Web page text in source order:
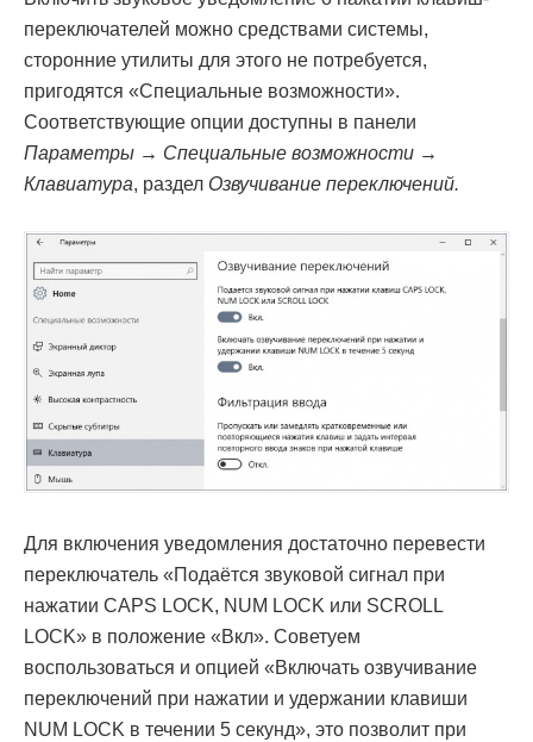
переключателей можно средствами системы,
сторонние утилиты для этого не потребуется,
пригодятся «Специальные возможности».
Соответствующие опции доступны в панели
Параметры → Специальные возможности →
Клавиатура, раздел Озвучивание переключений.
Для включения уведомления достаточно перевести
переключатель «Подаётся звуковой сигнал при
нажатии CAPS LOCK, NUM LOCK или SCROLL
LOCK» в положение «Вкл». Советуем
воспользоваться и опцией «Включать озвучивание
переключений при нажатии и удержании клавиши
NUM LOCK в течении 5 секунд», это позволит при